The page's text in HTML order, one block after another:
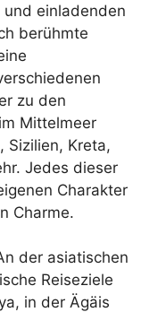
einladenden
berühmte
zu den
Mittelmeer
Sizilien, Kreta,
Jedes dieser
Charakter
Charme.
der asiatischen
Reiseziele
in der Ägäis